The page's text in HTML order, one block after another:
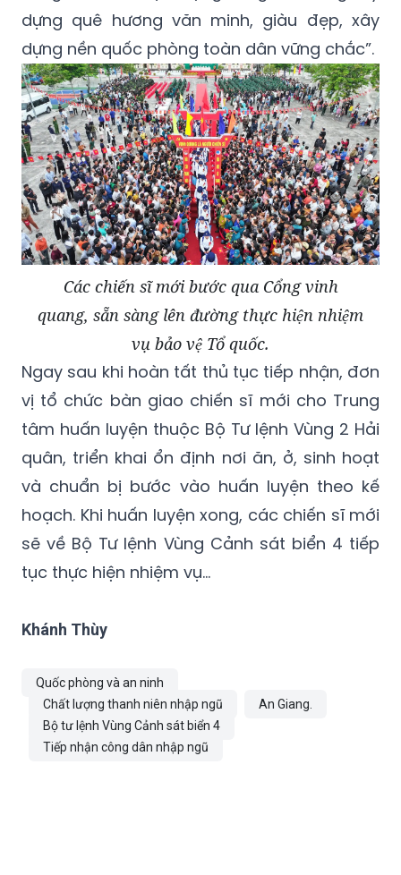
dựng quê hương văn minh, giàu đẹp, xây
dựng nền quốc phòng toàn dân vững chắc”.
Các chiến sĩ mới bước qua Cổng vinh
quang, sẵn sàng lên đường thực hiện nhiệm
vụ bảo vệ Tổ quốc.
Ngay sau khi hoàn tất thủ tục tiếp nhận, đơn
vị tổ chức bàn giao chiến sĩ mới cho Trung
tâm huấn luyện thuộc Bộ Tư lệnh Vùng 2 Hải
quân, triển khai ổn định nơi ăn, ở, sinh hoạt
và chuẩn bị bước vào huấn luyện theo kế
hoạch. Khi huấn luyện xong, các chiến sĩ mới
sẽ về Bộ Tư lệnh Vùng Cảnh sát biển 4 tiếp
tục thực hiện nhiệm vụ...
Khánh Thùy
Quốc phòng và an ninh
Chất lượng thanh niên nhập ngũ
An Giang.
Bộ tư lệnh Vùng Cảnh sát biển 4
Tiếp nhận công dân nhập ngũ